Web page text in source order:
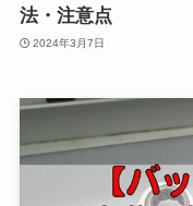
法・注意点
2024年3月7日